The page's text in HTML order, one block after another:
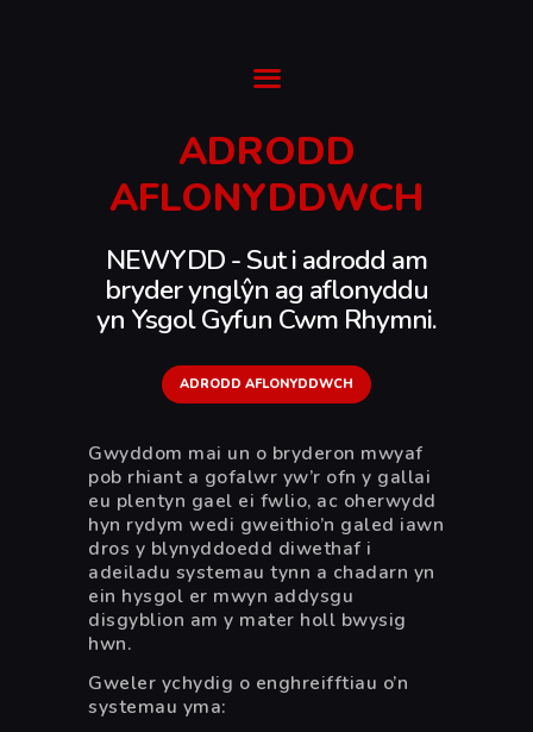
Ysgol Gyfun Cwm Rhymni
CARTREF
CYMORTH
AMDANOM NI
PONTIO
CWRICWLWM
NEWYDDION
ADRODD
AFLONYDDWCH
NEWYDD - Sut i adrodd am
bryder ynglŷn ag aflonyddu
yn Ysgol Gyfun Cwm Rhymni.
ADRODD AFLONYDDWCH
Gwyddom mai un o bryderon mwyaf
pob rhiant a gofalwr yw’r ofn y gallai
eu plentyn gael ei fwlio, ac oherwydd
hyn rydym wedi gweithio’n galed iawn
dros y blynyddoedd diwethaf i
adeiladu systemau tynn a chadarn yn
ein hysgol er mwyn addysgu
disgyblion am y mater holl bwysig
hwn.
Gweler ychydig o enghreifftiau o’n
systemau yma: